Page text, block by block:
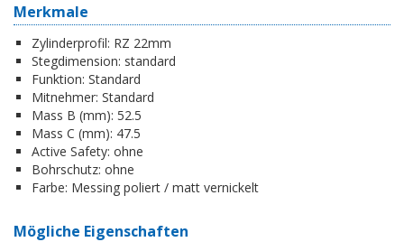
Merkmale
Zylinderprofil: RZ 22mm
Stegdimension: standard
Funktion: Standard
Mitnehmer: Standard
Mass B (mm): 52.5
Mass C (mm): 47.5
Active Safety: ohne
Bohrschutz: ohne
Farbe: Messing poliert / matt vernickelt
Mögliche Eigenschaften